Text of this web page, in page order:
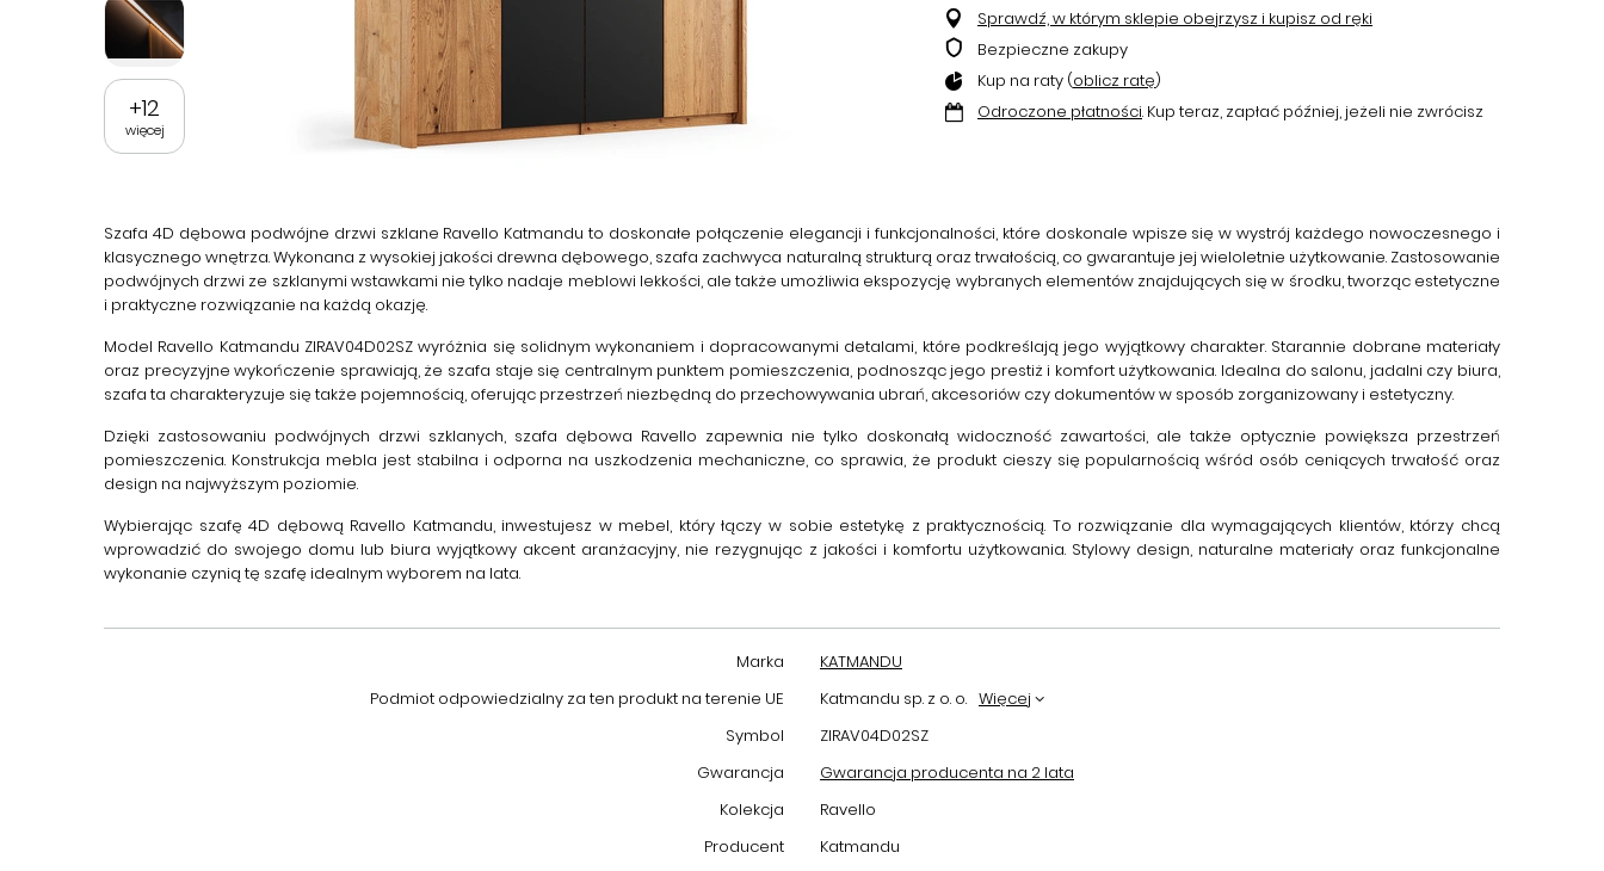
+12
więcej
Sprawdź, w którym sklepie obejrzysz i kupisz od ręki
Bezpieczne zakupy
Kup na raty (oblicz ratę)
Odroczone płatności. Kup teraz, zapłać później, jeżeli nie zwrócisz
Szafa 4D dębowa podwójne drzwi szklane Ravello Katmandu to doskonałe połączenie elegancji i funkcjonalności, które doskonale wpisze się w wystrój każdego nowoczesnego i
klasycznego wnętrza. Wykonana z wysokiej jakości drewna dębowego, szafa zachwyca naturalną strukturą oraz trwałością, co gwarantuje jej wieloletnie użytkowanie. Zastosowanie
podwójnych drzwi ze szklanymi wstawkami nie tylko nadaje meblowi lekkości, ale także umożliwia ekspozycję wybranych elementów znajdujących się w środku, tworząc estetyczne
i praktyczne rozwiązanie na każdą okazję.
Model Ravello Katmandu ZIRAV04D02SZ wyróżnia się solidnym wykonaniem i dopracowanymi detalami, które podkreślają jego wyjątkowy charakter. Starannie dobrane materiały
oraz precyzyjne wykończenie sprawiają, że szafa staje się centralnym punktem pomieszczenia, podnosząc jego prestiż i komfort użytkowania. Idealna do salonu, jadalni czy biura,
szafa ta charakteryzuje się także pojemnością, oferując przestrzeń niezbędną do przechowywania ubrań, akcesoriów czy dokumentów w sposób zorganizowany i estetyczny.
Dzięki zastosowaniu podwójnych drzwi szklanych, szafa dębowa Ravello zapewnia nie tylko doskonałą widoczność zawartości, ale także optycznie powiększa przestrzeń
pomieszczenia. Konstrukcja mebla jest stabilna i odporna na uszkodzenia mechaniczne, co sprawia, że produkt cieszy się popularnością wśród osób ceniących trwałość oraz
design na najwyższym poziomie.
Wybierając szafę 4D dębową Ravello Katmandu, inwestujesz w mebel, który łączy w sobie estetykę z praktycznością. To rozwiązanie dla wymagających klientów, którzy chcą
wprowadzić do swojego domu lub biura wyjątkowy akcent aranżacyjny, nie rezygnując z jakości i komfortu użytkowania. Stylowy design, naturalne materiały oraz funkcjonalne
wykonanie czynią tę szafę idealnym wyborem na lata.
Marka
KATMANDU
Podmiot odpowiedzialny za ten produkt na terenie UE
Katmandu sp. z o. o. Więcej
Symbol
ZIRAV04D02SZ
Gwarancja
Gwarancja producenta na 2 lata
Kolekcja
Ravello
Producent
Katmandu